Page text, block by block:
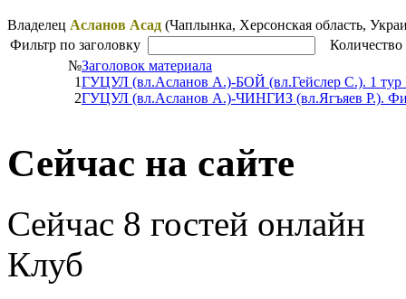
Владелец Асланов Асад (Чаплынка, Херсонская область,
Фильтр по заголовку
№Заголовок материала
1ГУЦУЛ (вл.Асланов А.)-БОЙ (вл.Гейслер С.). 1
2ГУЦУЛ (вл.Асланов А.)-ЧИНГИЗ (вл.Ягъяев Р.).
Сейчас на сайте
Сейчас 8 гостей онлайн
Клуб